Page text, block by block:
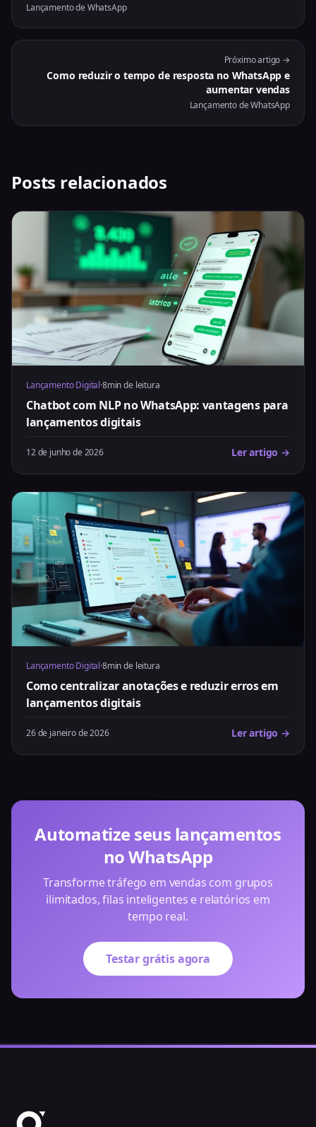
Lançamento de WhatsApp
Próximo artigo →
Como reduzir o tempo de resposta no WhatsApp e
aumentar vendas
Lançamento de WhatsApp
Posts relacionados
Lançamento Digital·8min de leitura
Chatbot com NLP no WhatsApp: vantagens para
lançamentos digitais
12 de junho de 2026 Ler artigo →
Lançamento Digital·8min de leitura
Como centralizar anotações e reduzir erros em
lançamentos digitais
26 de janeiro de 2026 Ler artigo →
Automatize seus lançamentos
no WhatsApp
Transforme tráfego em vendas com grupos
ilimitados, filas inteligentes e relatórios em
tempo real.
Testar grátis agora